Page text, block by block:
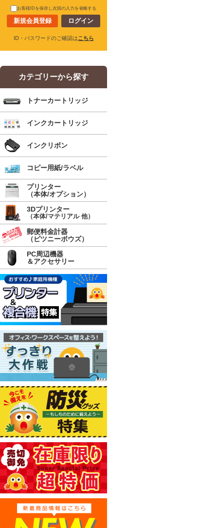
お客様IDを保存し次回の入力を省略する
新規会員登録
ID・パスワードのご確認はこちら
カテゴリーから探す
トナーカートリッジ
インクカートリッジ
インクリボン
コピー用紙/ラベル
プリンター
（本体/オプション）
3Dプリンター
（本体/マテリアル 他）
郵便料金計器
（ピツニーボウズ）
PC周辺機器
＆アクセサリー